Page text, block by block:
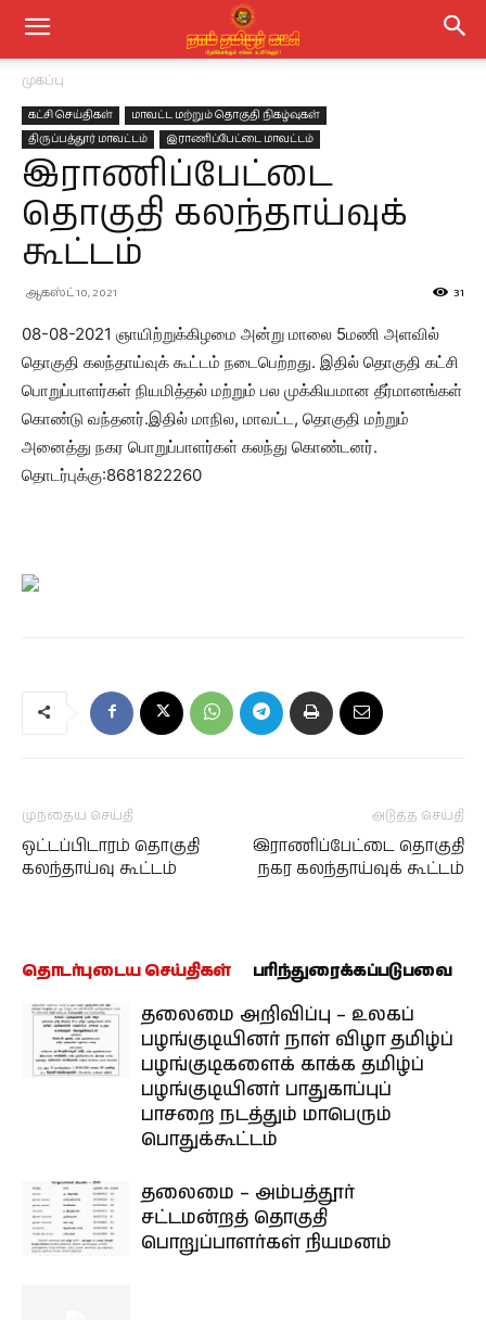
முகப்பு
கட்சி செய்திகள்
மாவட்ட மற்றும் தொகுதி நிகழ்வுகள்
திருப்பத்தூர் மாவட்டம்
இராணிப்பேட்டை மாவட்டம்
இராணிப்பேட்டை
தொகுதி கலந்தாய்வுக்
கூட்டம்
ஆகஸ்ட் 10, 2021 31
08-08-2021 ஞாயிற்றுக்கிழமை அன்று மாலை 5மணி அளவில்
தொகுதி கலந்தாய்வுக் கூட்டம் நடைபெற்றது. இதில் தொகுதி கட்சி
பொறுப்பாளர்கள் நியமித்தல் மற்றும் பல முக்கியமான தீர்மானங்கள்
கொண்டு வந்தனர்.இதில் மாநில, மாவட்ட, தொகுதி மற்றும்
அனைத்து நகர பொறுப்பாளர்கள் கலந்து கொண்டனர்.
தொடர்புக்கு:8681822260
முந்தைய செய்தி
ஒட்டப்பிடாரம் தொகுதி
கலந்தாய்வு கூட்டம்
அடுத்த செய்தி
இராணிப்பேட்டை தொகுதி
நகர கலந்தாய்வுக் கூட்டம்
தொடர்புடைய செய்திகள் பரிந்துரைக்கப்படுபவை
தலைமை அறிவிப்பு – உலகப்
பழங்குடியினர் நாள் விழா தமிழ்ப்
பழங்குடிகளைக் காக்க தமிழ்ப்
பழங்குடியினர் பாதுகாப்புப்
பாசறை நடத்தும் மாபெரும்
பொதுக்கூட்டம்
தலைமை – அம்பத்தூர்
சட்டமன்றத் தொகுதி
பொறுப்பாளர்கள் நியமனம்